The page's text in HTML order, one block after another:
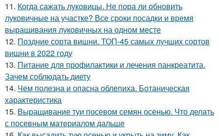
11. Когда сажать луковицы. Не пора ли обновить
луковичные на участке? Все сроки посадки и время
выращивания луковичных на одном месте
12. Поздние сорта вишни. ТОП-45 самых лучших сортов
вишни в 2022 году
13. Питание для профилактики и лечения панкреатита.
Зачем соблюдать диету
14. Чем полезна и опасна облепиха. Ботаническая
характеристика
15. Выращивание туи посевом семян осенью. Что делать
с посевным материалом дальше